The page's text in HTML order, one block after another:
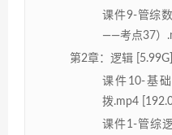
课件9-管综
——考点37）
第2章：逻辑 [5.99G]
课件10-基
拨.mp4
课件1-管综